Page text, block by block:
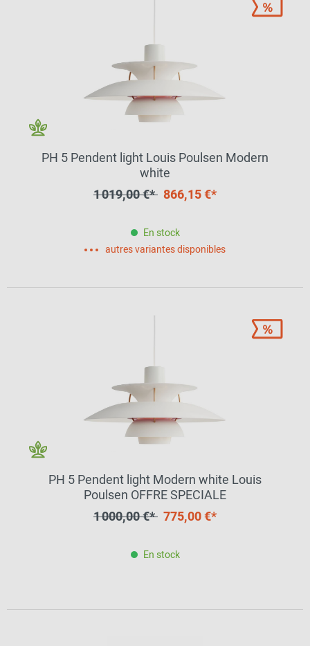
PH 5 Pendent light Louis Poulsen Modern
white
1 019,00 €* 866,15 €*
En stock
autres variantes disponibles
PH 5 Pendent light Modern white Louis
Poulsen OFFRE SPECIALE
1 000,00 €* 775,00 €*
En stock